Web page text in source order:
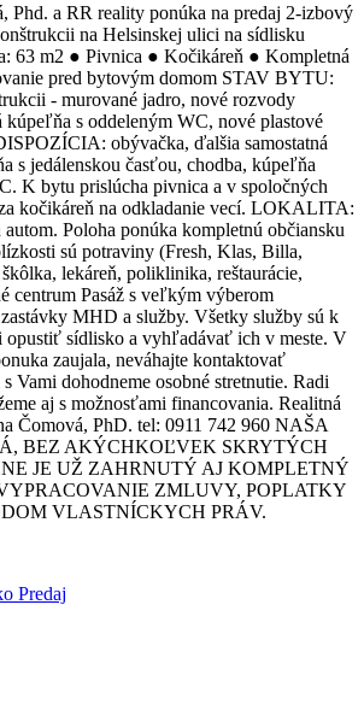
Phd. a RR reality ponúka na predaj 2-izbový
na Helsinskej ulici na sídlisku
63 m2 ● Pivnica ● Kočikáreň ● Kompletná
pred bytovým domom STAV BYTU:
- murované jadro, nové rozvody
s oddeleným WC, nové plastové
obývačka, ďalšia samostatná
s jedálenskou časťou, chodba, kúpeľňa
K bytu prislúcha pivnica a v spoločných
kočikáreň na odkladanie vecí. LOKALITA:
autom. Poloha ponúka kompletnú občiansku
sú potraviny (Fresh, Klas, Billa,
lekáreň, poliklinika, reštaurácie,
centrum Pasáž s veľkým výberom
MHD a služby. Všetky služby sú k
opustiť sídlisko a vyhľadávať ich v meste. V
zaujala, neváhajte kontaktovať
Vami dohodneme osobné stretnutie. Radi
aj s možnosťami financovania. Realitná
Čomová, PhD. tel: 0911 742 960 NAŠA
BEZ AKÝCHKOĽVEK SKRYTÝCH
JE UŽ ZAHRNUTÝ AJ KOMPLETNÝ
ZMLUVY, POPLATKY
VLASTNÍCKYCH PRÁV.
Predaj